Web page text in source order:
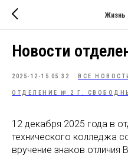
Жизнь
Новости
2025-12-15 05:32 ВСЕ
ОТДЕЛЕНИЕ № 2 Г.
12 декабря 2025 года в
технического колледжа
вручение знаков